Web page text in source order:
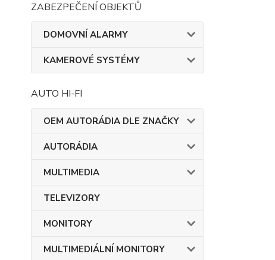
ZABEZPEČENÍ OBJEKTŮ
DOMOVNÍ ALARMY
KAMEROVÉ SYSTÉMY
AUTO HI-FI
OEM AUTORÁDIA DLE ZNAČKY
AUTORÁDIA
MULTIMEDIA
TELEVIZORY
MONITORY
MULTIMEDIÁLNÍ MONITORY